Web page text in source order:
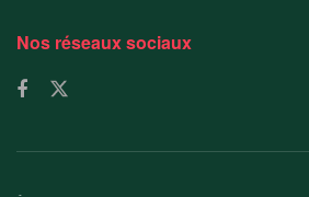
Nos réseaux sociaux